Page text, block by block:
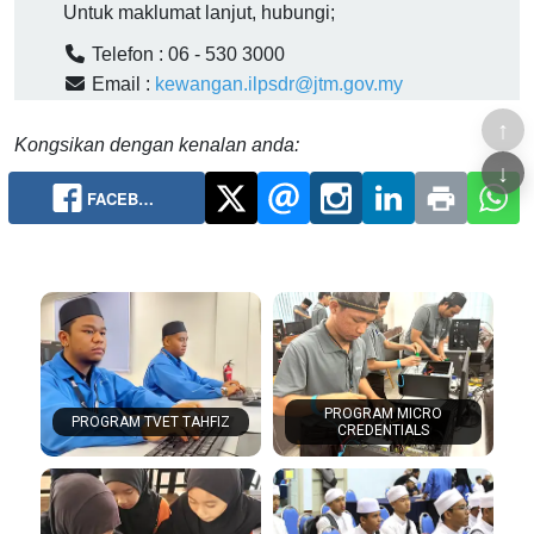
↑
↓
Untuk maklumat lanjut, hubungi;
 Telefon : 06 - 530 3000
 Email : kewangan.ilpsdr@jtm.gov.my
Kongsikan dengan kenalan anda:
FACEB…
PROGRAM TVET TAHFIZ
PROGRAM MICRO
CREDENTIALS